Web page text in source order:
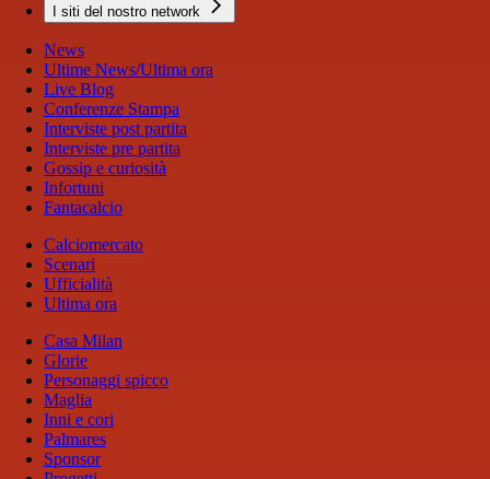
I siti del nostro network
News
Ultime News/Ultima ora
Live Blog
Conferenze Stampa
Interviste post partita
Interviste pre partita
Gossip e curiosità
Infortuni
Fantacalcio
Calciomercato
Scenari
Ufficialità
Ultima ora
Casa Milan
Glorie
Personaggi spicco
Maglia
Inni e cori
Palmares
Sponsor